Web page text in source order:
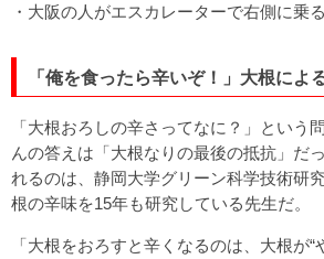
・大阪の人がエスカレーターで右側に乗
「俺を食ったら辛いぞ！」大根によ
「大根おろしの辛さってなに？」という
んの答えは「大根なりの最後の抵抗」だ
れるのは、静岡大学グリーン科学技術研
根の辛味を15年も研究している先生だ。
「大根をおろすと辛くなるのは、大根が